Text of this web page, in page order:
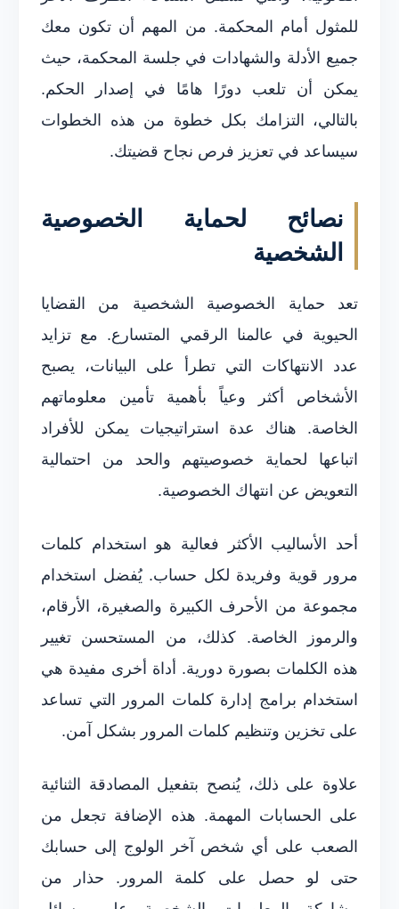
للمثول أمام المحكمة. من المهم أن تكون معك
جميع الأدلة والشهادات في جلسة المحكمة، حيث
يمكن أن تلعب دورًا هامًا في إصدار الحكم.
بالتالي، التزامك بكل خطوة من هذه الخطوات
سيساعد في تعزيز فرص نجاح قضيتك.
نصائح لحماية الخصوصية
الشخصية
تعد حماية الخصوصية الشخصية من القضايا
الحيوية في عالمنا الرقمي المتسارع. مع تزايد
عدد الانتهاكات التي تطرأ على البيانات، يصبح
الأشخاص أكثر وعياً بأهمية تأمين معلوماتهم
الخاصة. هناك عدة استراتيجيات يمكن للأفراد
اتباعها لحماية خصوصيتهم والحد من احتمالية
التعويض عن انتهاك الخصوصية.
أحد الأساليب الأكثر فعالية هو استخدام كلمات
مرور قوية وفريدة لكل حساب. يُفضل استخدام
مجموعة من الأحرف الكبيرة والصغيرة، الأرقام،
والرموز الخاصة. كذلك، من المستحسن تغيير
هذه الكلمات بصورة دورية. أداة أخرى مفيدة هي
استخدام برامج إدارة كلمات المرور التي تساعد
على تخزين وتنظيم كلمات المرور بشكل آمن.
علاوة على ذلك، يُنصح بتفعيل المصادقة الثنائية
على الحسابات المهمة. هذه الإضافة تجعل من
الصعب على أي شخص آخر الولوج إلى حسابك
حتى لو حصل على كلمة المرور. حذار من